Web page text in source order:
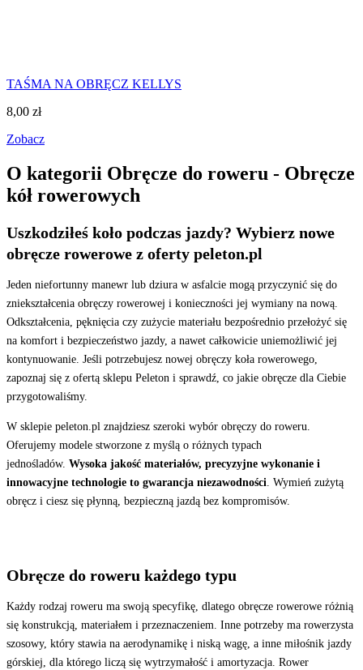
TAŚMA NA OBRĘCZ KELLYS
8,00 zł
Zobacz
O kategorii Obręcze do roweru - Obręcze
kół rowerowych
Uszkodziłeś koło podczas jazdy? Wybierz nowe
obręcze rowerowe z oferty peleton.pl
Jeden niefortunny manewr lub dziura w asfalcie mogą przyczynić się do
zniekształcenia obręczy rowerowej i konieczności jej wymiany na nową.
Odkształcenia, pęknięcia czy zużycie materiału bezpośrednio przełożyć się
na komfort i bezpieczeństwo jazdy, a nawet całkowicie uniemożliwić jej
kontynuowanie. Jeśli potrzebujesz nowej obręczy koła rowerowego,
zapoznaj się z ofertą sklepu Peleton i sprawdź, co jakie obręcze dla Ciebie
przygotowaliśmy.
W sklepie peleton.pl znajdziesz szeroki wybór obręczy do roweru.
Oferujemy modele stworzone z myślą o różnych typach
jednośladów. Wysoka jakość materiałów, precyzyjne wykonanie i
innowacyjne technologie to gwarancja niezawodności. Wymień zużytą
obręcz i ciesz się płynną, bezpieczną jazdą bez kompromisów.
Obręcze do roweru każdego typu
Każdy rodzaj roweru ma swoją specyfikę, dlatego obręcze rowerowe różnią
się konstrukcją, materiałem i przeznaczeniem. Inne potrzeby ma rowerzysta
szosowy, który stawia na aerodynamikę i niską wagę, a inne miłośnik jazdy
górskiej, dla którego liczą się wytrzymałość i amortyzacja. Rower